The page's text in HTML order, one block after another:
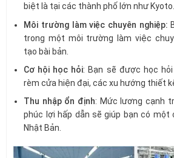
biệt là tại các thành phố lớn như Kyoto.
Môi trường làm việc chuyên nghiệp:
trong một môi trường làm việc
tạo bài bản.
Cơ hội học hỏi: Bạn sẽ được học
rèm cửa hiện đại, các xu hướng thiết
Thu nhập ổn định: Mức lương cạnh
phúc lợi hấp dẫn sẽ giúp bạn có một
Nhật Bản.